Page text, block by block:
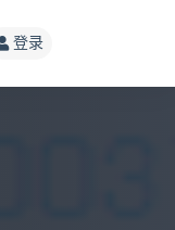
登录